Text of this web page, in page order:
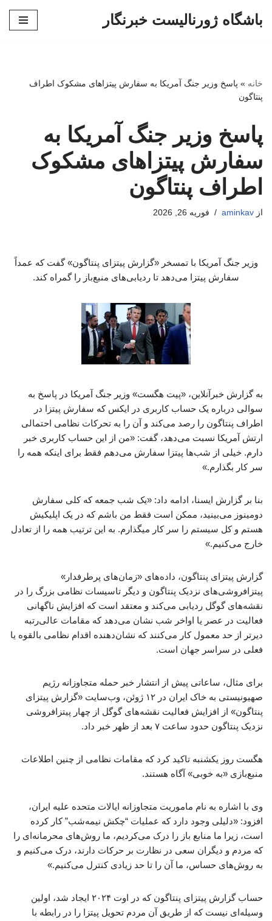
باشگاه ژورنالیست خبرنگار
خانه » پاسخ وزیر جنگ آمریکا به سفارش پیتزاهای مشکوک اطراف
پنتاگون
پاسخ وزیر جنگ آمریکا به
سفارش پیتزاهای مشکوک
اطراف پنتاگون
از aminkav فوریه 26, 2026
وزیر جنگ آمریکا با تمسخر «گزارش پیتزای پنتاگون» گفت که عمداً
سفارش پیتزا می‌دهد تا ردیابی‌های منبع‌باز را گمراه کند.
به گزارش خبرآنلاین، «پیت هگست» وزیر جنگ آمریکا در پاسخ به
سوالی درباره یک حساب کاربری در ایکس که سفارش پیتزا در
اطراف پنتاگون را رصد می‌کند و آن را به تحرکات نظامی احتمالی
ارتش آمریکا نسبت می‌دهد، گفت: «من از این حساب کاربری خبر
دارم. خیلی از شب‌ها پیتزا سفارش می‌دهم فقط برای اینکه همه را
سر کار بگذارم.»
بنا بر گزارش ایسنا، ادامه داد: «یک شب جمعه که کلی سفارش
دومینوز می‌بینید، ممکن است فقط من باشم که در یک اپلیکیش
هستم و کل سیستم را سر کار میگذارم. به این ترتیب همه را از تعادل
خارج می‌کنیم.»
گزارش پیتزای پنتاگون، داده‌های «زمان‌های پرطرفدار»
پیتزافروشی‌های نزدیک پنتاگون و دیگر تاسیسات نظامی بزرگ را در
نقشه‌های گوگل ردیابی می‌کند و معتقد است که افزایش ناگهانی
فعالیت در عصر یا اواخر شب نشان می‌دهد که مقامات عالی‌رتبه
دیرتر از حد معمول کار می‌کنند که نشان‌دهنده اقدام نظامی بالقوه یا
فعلی در سراسر جهان است.
برای مثال، ساعاتی پیش از انتشار خبر حمله متجاوزانه رژیم
صهیونیستی به خاک ایران در ۱۲ ژوئن، وب‌سایت «گزارش پیتزای
پنتاگون» از افزایش فعالیت نقشه‌های گوگل از چهار پیتزافروشی
نزدیک پنتاگون حدود ساعت ۷ بعد از ظهر خبر داد.
هگست روز یکشنبه تاکید کرد که مقامات نظامی از چنین اطلاعات
منبع‌بازی «به خوبی» آگاه هستند.
وی با اشاره به نام ماموریت متجاوزانه ایالات متحده علیه ایران،
افزود: «دلیلی وجود دارد که عملیات “چکش نیمه‌شب” کار کرده
است، زیرا ما منابع باز را درک می‌کردیم، ما روش‌های محرمانه‌ای را
که مردم و دیگران سعی در نظارت بر حرکات دارند، درک می‌کنیم و
به روش‌های حساس، ما آن را تا حد زیادی کنترل می‌کنیم.»
حساب گزارش پیتزای پنتاگون که در اوت ۲۰۲۴ ایجاد شد، اولین
وسیله‌ای نیست که از طریق آن مردم تحویل پیتزا را در رابطه با